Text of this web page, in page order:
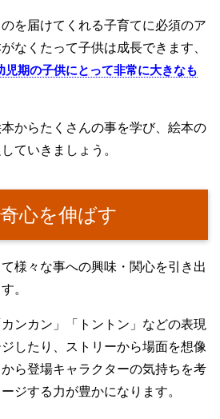
を届けてくれる子育てに必須のア
なくたって子供は成長できます、
児期の子供にとって非常に大きなも
からたくさんの事を学び、絵本の
ていきましょう。
心を伸ばす
様々な事への興味・関心を引き出
。
ンカン」「トントン」などの表現
したり、ストリーから場面を想像
ら登場キャラクターの気持ちを考
ジする力が豊かになります。